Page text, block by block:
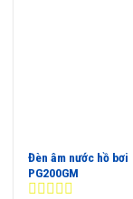
Đèn âm nước hồ bơi
PG200GM